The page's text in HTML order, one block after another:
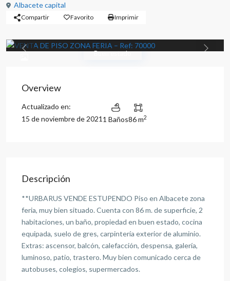
Albacete capital
Compartir Favorito Imprimir
Buen estado
Previous
Overview
Actualizado en:
15 de noviembre de 20211 Baños86 m2
Descripción
**URBARUS VENDE ESTUPENDO Piso en Albacete zona
feria, muy bien situado. Cuenta con 86 m. de superficie, 2
habitaciones, un baño, propiedad en buen estado, cocina
equipada, suelo de gres, carpintería exterior de aluminio.
Extras: ascensor, balcón, calefacción, despensa, galería,
luminoso, patio, trastero. Muy bien comunicado cerca de
autobuses, colegios, supermercados.